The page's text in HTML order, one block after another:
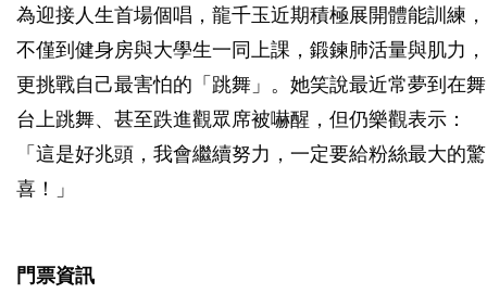
為迎接人生首場個唱，龍千玉近期積極展開體能訓練，
不僅到健身房與大學生一同上課，鍛鍊肺活量與肌力，
更挑戰自己最害怕的「跳舞」。她笑說最近常夢到在舞
台上跳舞、甚至跌進觀眾席被嚇醒，但仍樂觀表示：
「這是好兆頭，我會繼續努力，一定要給粉絲最大的驚
喜！」
門票資訊